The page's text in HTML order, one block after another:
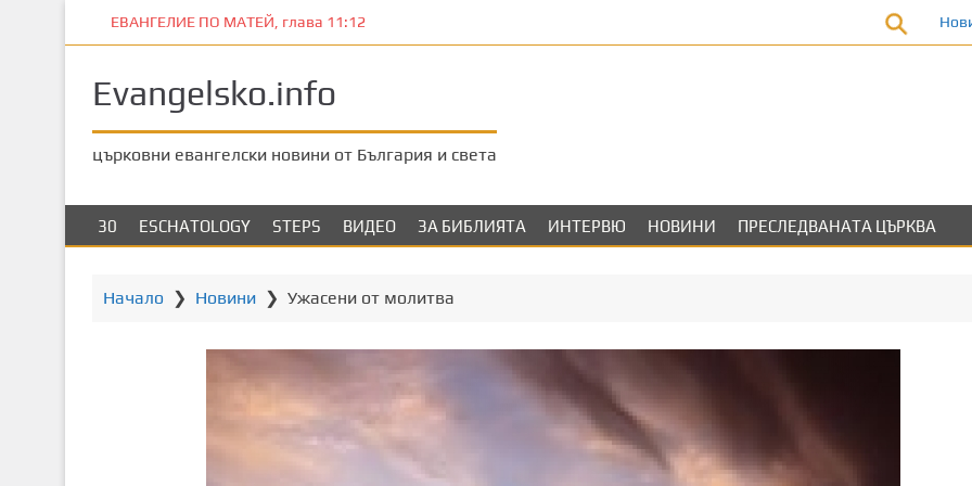
к
ЕВАНГЕЛИЕ ПО МАТЕЙ, глава 11:12
Evangelsko.info
църковни евангелски новини от България и света
30 ESCHATOLOGY STEPS ВИДЕО ЗА БИБЛИЯТА ИНТЕРВЮ НОВИНИ ПРЕСЛЕДВАНАТА ЦЪРКВА
Начало ❯ Новини❯ Ужасени от молитва